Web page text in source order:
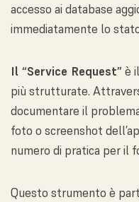
accesso ai database
immediatamente lo
Il “Service Request”è
più strutturate.
documentare il
foto o screenshot
numero di pratica per il
Questo strumento è